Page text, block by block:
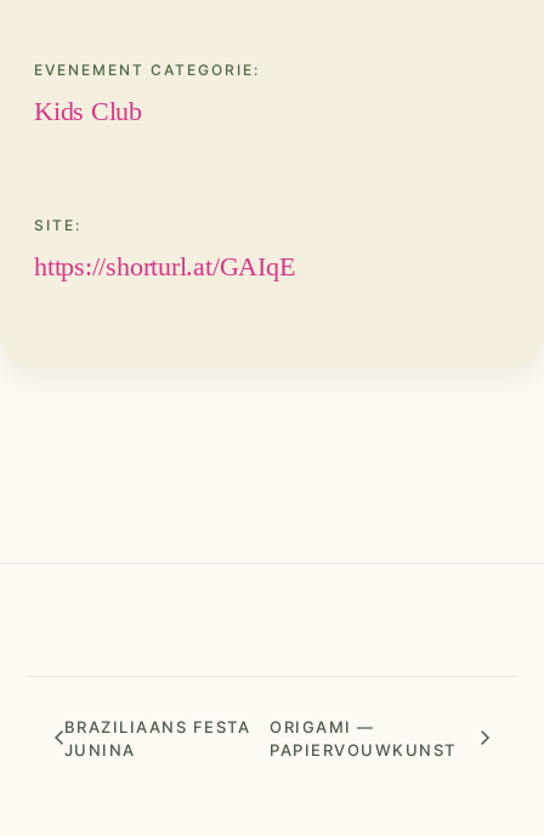
EVENEMENT CATEGORIE:
Kids Club
SITE:
https://shorturl.at/GAIqE
BRAZILIAANS FESTA
JUNINA
ORIGAMI —
PAPIERVOUWKUNST